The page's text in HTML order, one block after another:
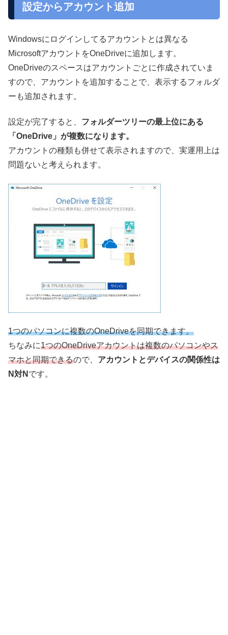
設定からアカウント追加
Windowsにログインしてるアカウントとは異なる
MicrosoftアカウントをOneDriveに追加します。
OneDriveのスペースはアカウントごとに作成されていま
すので、アカウントを追加することで、表示するフォルダ
ーも追加されます。
設定が完了すると、 フォルダーツリーの最上位にある
「OneDrive」が複数になります。
アカウントの種類も併せて表示されますので、実運用上は
問題ないと考えられます。
1つのパソコンに複数のOneDriveを同期できます。
ちなみに1つのOneDriveアカウントは複数のパソコンやス
マホと同期できるので、 アカウントとデバイスの関係性は
N対N です。